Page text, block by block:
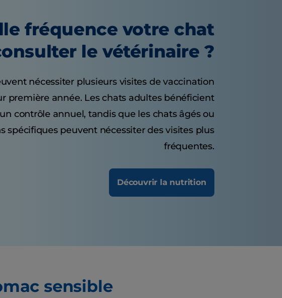
fréquence votre chat
le vétérinaire ?
nécessiter plusieurs visites de vaccination
première année. Les chats adultes bénéficient
contrôle annuel, tandis que les chats âgés ou
spécifiques peuvent nécessiter des visites plus
fréquentes.
Découvrir la nutrition
sensible